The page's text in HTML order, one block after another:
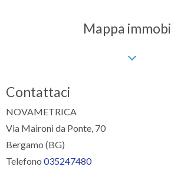
Mappa
Contattaci
NOVAMETRICA
Via Maironi da Ponte, 70
Bergamo (BG)
Telefono 035247480